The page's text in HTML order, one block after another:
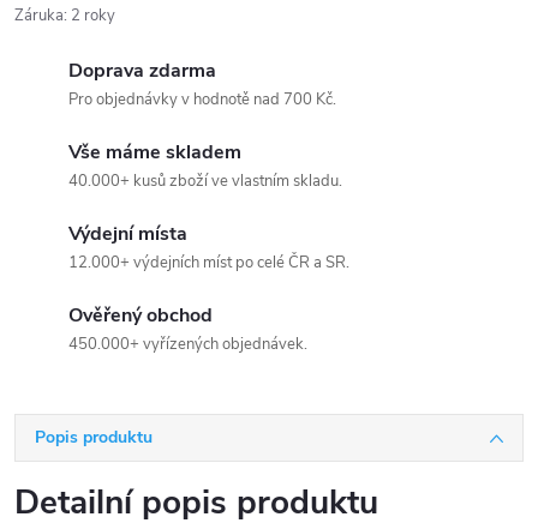
Záruka: 2 roky
Doprava zdarma
Pro objednávky v hodnotě nad 700 Kč.
Vše máme skladem
40.000+ kusů zboží ve vlastním skladu.
Výdejní místa
12.000+ výdejních míst po celé ČR a SR.
Ověřený obchod
450.000+ vyřízených objednávek.
Popis produktu
Detailní popis produktu